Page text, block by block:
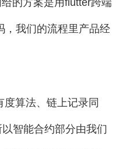
的方案是用flutter跨端
，我们的流程里产品经
算法、链上记录同
智能合约部分由我们